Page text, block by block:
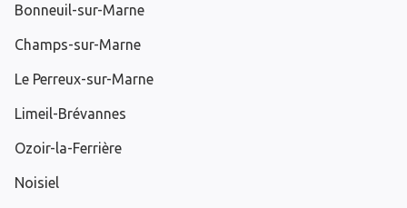
Bonneuil-sur-Marne
Champs-sur-Marne
Le Perreux-sur-Marne
Limeil-Brévannes
Ozoir-la-Ferrière
Noisiel